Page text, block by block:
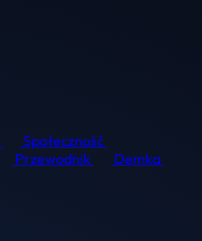
Społeczność
Przewodnik
Demka